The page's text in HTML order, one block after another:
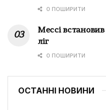
0 ПОШИРИТИ
Мессі
ліг
0 ПОШИРИТИ
ОСТАННІ НОВИНИ